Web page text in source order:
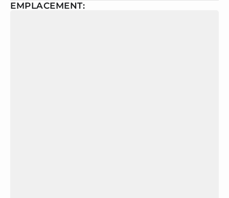
EMPLACEMENT: